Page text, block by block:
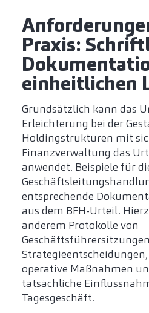
Praxis:
einheitlichen
Grundsätzlich kann das
Erleichterung bei der
Holdingstrukturen mit
Finanzverwaltung das
anwendet. Beispiele für
entsprechende
aus dem BFH-Urteil.
anderem Protokolle von
operative Maßnahmen
tatsächliche
Tagesgeschäft.